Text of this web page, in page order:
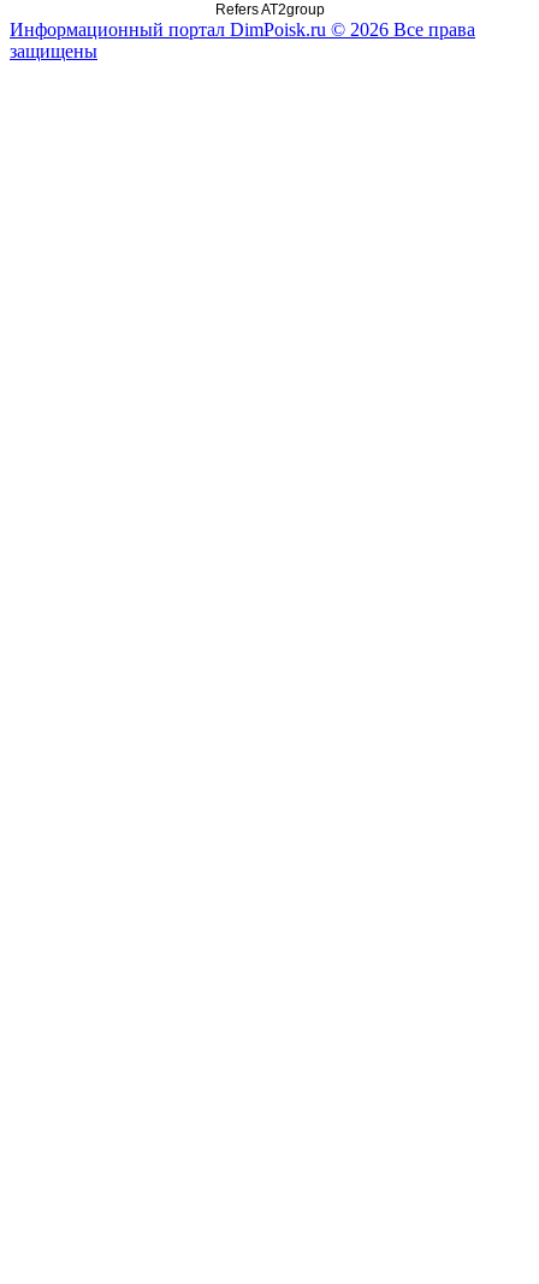
Refers AT2group
Информационный портал DimPoisk.ru © 2026 Все права
защищены